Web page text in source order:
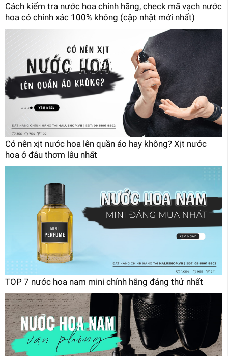
Cách kiểm tra nước hoa chính hãng, check mã vạch nước
hoa có chính xác 100% không (cập nhật mới nhất)
Có nên xịt nước hoa lên quần áo hay không? Xịt nước
hoa ở đâu thơm lâu nhất
TOP 7 nước hoa nam mini chính hãng đáng thử nhất